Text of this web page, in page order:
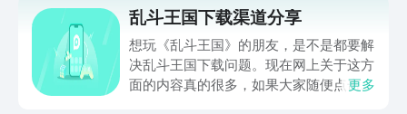
乱斗王国下载渠道分享
想玩《乱斗王国》的朋友，是不是都要解
决乱斗王国下载问题。现在网上关于这方
面的内容真的很多，如果大家随便点击陌
更多